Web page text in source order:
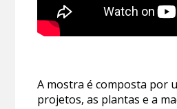
A mostra é composta por
projetos, as plantas e a